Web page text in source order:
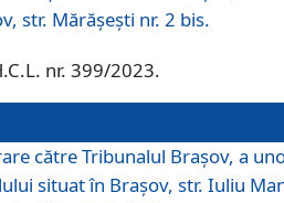
str. Mărăşeşti nr. 2 bis.
nr. 399/2023.
către Tribunalul Brașov, a
situat în Brașov, str. Iuliu